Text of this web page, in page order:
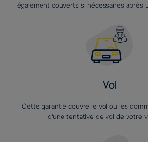
également couverts si nécessaires après
Vol
Cette garantie couvre le vol ou les
d’une tentative de vol de votre